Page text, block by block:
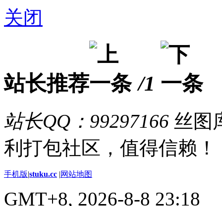
关闭
站长推荐 /1
站长QQ：99297166 丝图
利打包社区，值得信赖！
手机版|stuku.cc |网站地图
GMT+8, 2026-8-8 23:18